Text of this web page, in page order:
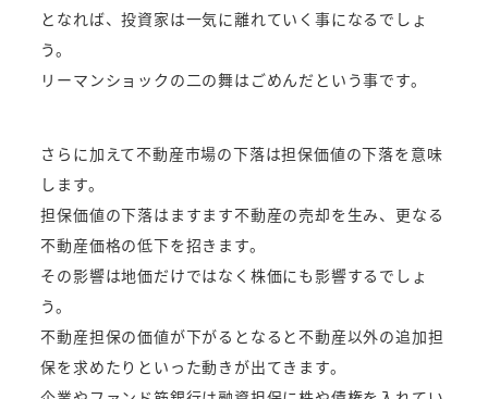
となれば、投資家は一気に離れていく事になるでしょ
う。
リーマンショックの二の舞はごめんだという事です。
さらに加えて不動産市場の下落は担保価値の下落を意味
します。
担保価値の下落はますます不動産の売却を生み、更なる
不動産価格の低下を招きます。
その影響は地価だけではなく株価にも影響するでしょ
う。
不動産担保の価値が下がるとなると不動産以外の追加担
保を求めたりといった動きが出てきます。